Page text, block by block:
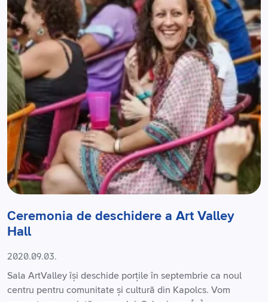
Ceremonia de deschidere a Art Valley
Hall
2020.09.03.
Sala ArtValley își deschide porțile în septembrie ca noul
centru pentru comunitate și cultură din Kapolcs. Vom